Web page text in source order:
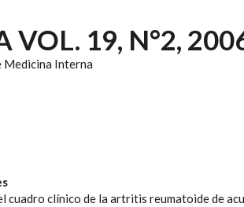
VOL. 19, N°2,
Medicina Interna
cuadro clínico de la artritis reumatoide de